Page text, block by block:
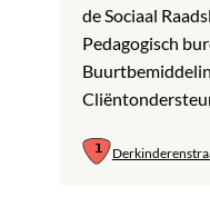
de Sociaal
Pedagogisch